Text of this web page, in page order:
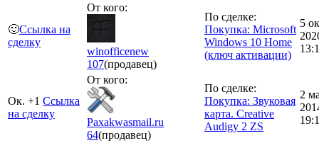
🙂Ссылка на
сделку
От кого:
winofficenew
107(продавец)
По сделке:
Покупка: Microsoft
Windows 10 Home
(ключ активации)
5
Ок. +1 Ссылка
на сделку
От кого:
Paxakwasmail.ru
64(продавец)
По сделке:
Покупка: Звуковая
карта. Creative
Audigy 2 ZS
2